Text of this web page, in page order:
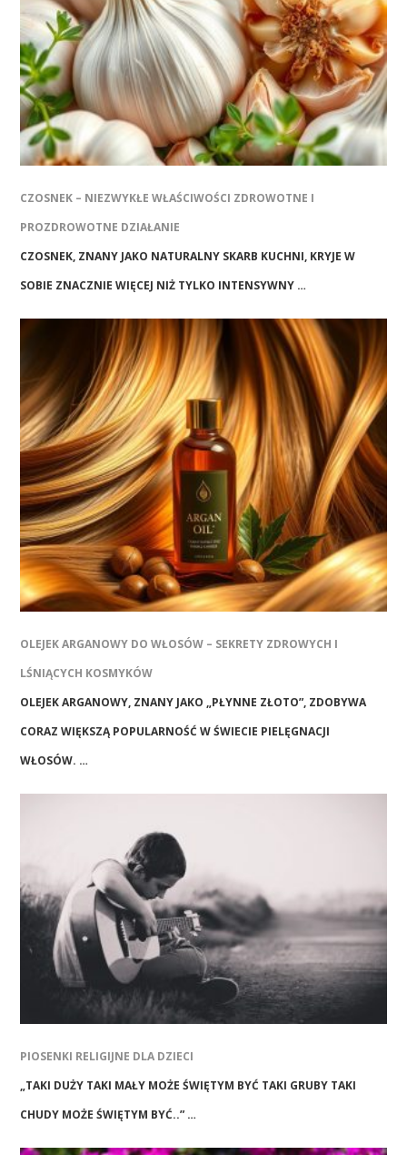
CZOSNEK – NIEZWYKŁE WŁAŚCIWOŚCI ZDROWOTNE I
PROZDROWOTNE DZIAŁANIE
CZOSNEK, ZNANY JAKO NATURALNY SKARB KUCHNI, KRYJE W
SOBIE ZNACZNIE WIĘCEJ NIŻ TYLKO INTENSYWNY …
OLEJEK ARGANOWY DO WŁOSÓW – SEKRETY ZDROWYCH I
LŚNIĄCYCH KOSMYKÓW
OLEJEK ARGANOWY, ZNANY JAKO „PŁYNNE ZŁOTO”, ZDOBYWA
CORAZ WIĘKSZĄ POPULARNOŚĆ W ŚWIECIE PIELĘGNACJI
WŁOSÓW. …
PIOSENKI RELIGIJNE DLA DZIECI
„TAKI DUŻY TAKI MAŁY MOŻE ŚWIĘTYM BYĆ TAKI GRUBY TAKI
CHUDY MOŻE ŚWIĘTYM BYĆ..” …